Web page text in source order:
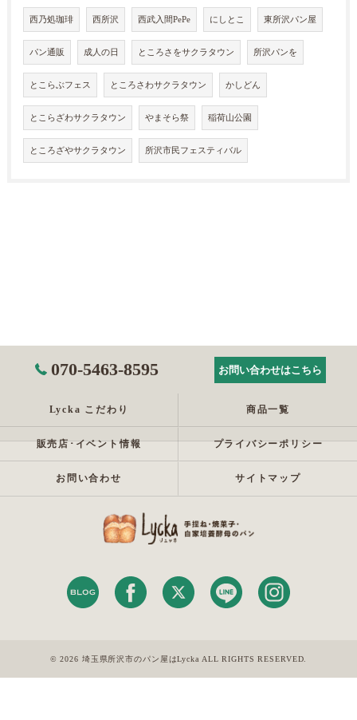
西乃処珈琲 西所沢 西武入間PePe にしとこ 東所沢パン屋
パン通販 成人の日 ところさをサクラタウン 所沢パンを
とこらぶフェス ところさわサクラタウン かしどん
とこらざわサクラタウン やまそら祭 稲荷山公園
ところざやサクラタウン 所沢市民フェスティバル
070-5463-8595 お問い合わせはこちら
Lycka こだわり 商品一覧
販売店･イベント情報 プライバシーポリシー
お問い合わせ サイトマップ
© 2026 埼玉県所沢市のパン屋はLycka ALL RIGHTS RESERVED.